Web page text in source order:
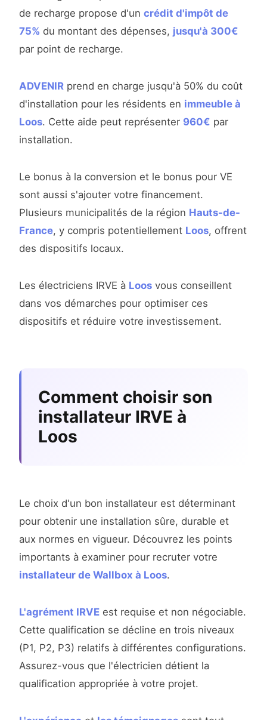
de recharge propose d'un crédit d'impôt de
75% du montant des dépenses, jusqu'à 300€
par point de recharge.
ADVENIR prend en charge jusqu'à 50% du coût
d'installation pour les résidents en immeuble à
Loos. Cette aide peut représenter 960€ par
installation.
Le bonus à la conversion et le bonus pour VE
sont aussi s'ajouter votre financement.
Plusieurs municipalités de la région Hauts-de-
France, y compris potentiellement Loos, offrent
des dispositifs locaux.
Les électriciens IRVE à Loos vous conseillent
dans vos démarches pour optimiser ces
dispositifs et réduire votre investissement.
Comment choisir son
installateur IRVE à
Loos
Le choix d'un bon installateur est déterminant
pour obtenir une installation sûre, durable et
aux normes en vigueur. Découvrez les points
importants à examiner pour recruter votre
installateur de Wallbox à Loos.
L'agrément IRVE est requise et non négociable.
Cette qualification se décline en trois niveaux
(P1, P2, P3) relatifs à différentes configurations.
Assurez-vous que l'électricien détient la
qualification appropriée à votre projet.